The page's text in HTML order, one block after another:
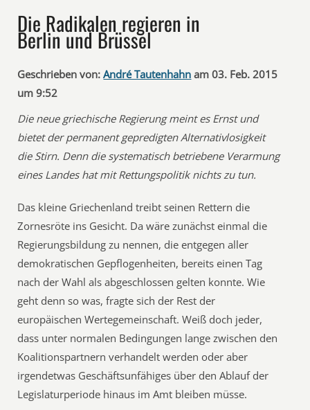
Die Radikalen regieren in
Berlin und Brüssel
Geschrieben von: André Tautenhahn am 03. Feb. 2015
um 9:52
Die neue griechische Regierung meint es Ernst und
bietet der permanent gepredigten Alternativlosigkeit
die Stirn. Denn die systematisch betriebene Verarmung
eines Landes hat mit Rettungspolitik nichts zu tun.
Das kleine Griechenland treibt seinen Rettern die
Zornesröte ins Gesicht. Da wäre zunächst einmal die
Regierungsbildung zu nennen, die entgegen aller
demokratischen Gepflogenheiten, bereits einen Tag
nach der Wahl als abgeschlossen gelten konnte. Wie
geht denn so was, fragte sich der Rest der
europäischen Wertegemeinschaft. Weiß doch jeder,
dass unter normalen Bedingungen lange zwischen den
Koalitionspartnern verhandelt werden oder aber
irgendetwas Geschäftsunfähiges über den Ablauf der
Legislaturperiode hinaus im Amt bleiben müsse.